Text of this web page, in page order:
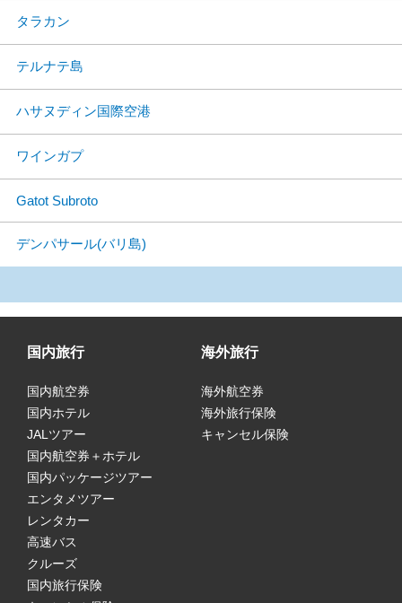
タラカン
テルナテ島
ハサヌディン国際空港
ワインガプ
Gatot Subroto
デンパサール(バリ島)
国内旅行
国内航空券
国内ホテル
JALツアー
国内航空券＋ホテル
国内パッケージツアー
エンタメツアー
レンタカー
高速バス
クルーズ
国内旅行保険
海外旅行
海外航空券
海外旅行保険
キャンセル保険